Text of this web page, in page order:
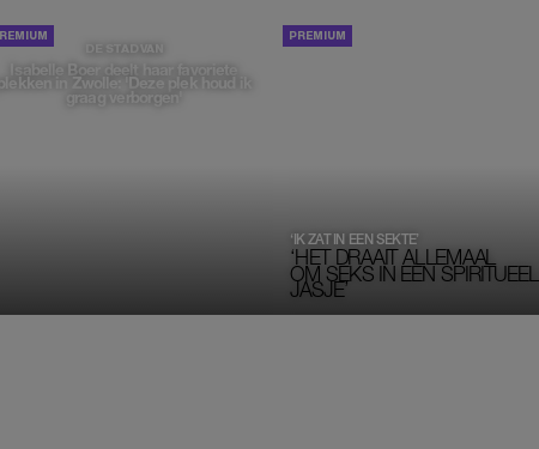
DE STAD VAN
Isabelle Boer deelt haar favoriete
plekken in Zwolle: 'Deze plek houd ik
graag verborgen'
‘HET DRAAIT ALLEMAAL
OM SEKS IN EEN SPIRITUEEL
JASJE’
‘IK ZAT IN EEN SEKTE’